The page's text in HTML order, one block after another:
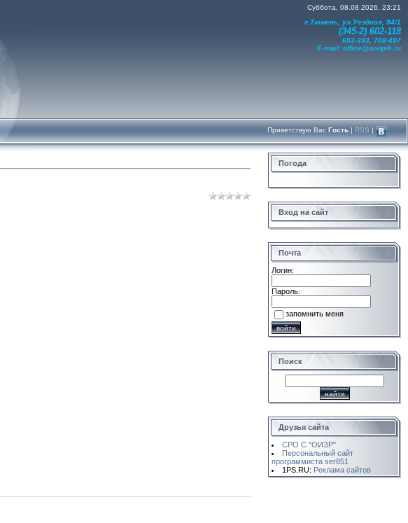
Суббота, 08.08.2026, 23:21
г.Тюмень, ул.Уездная, 94/1
(345-2) 602-118
693-393, 708-497
E-mail: office@ooopik.ru
Приветствую Вас Гость | RSS |
Погода
Вход на сайт
Почта
Логин:
Пароль:
запомнить меня
Поиск
Друзья сайта
СРО С "ОИЗР"
Персональный сайт
программиста ser851
1PS.RU: Реклама сайтов